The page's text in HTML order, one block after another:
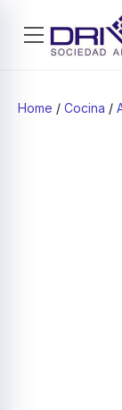
Home / Cocina /